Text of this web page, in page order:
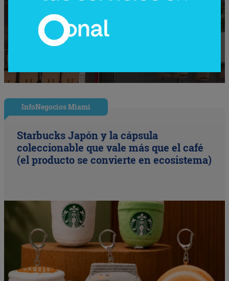
InfoNegocios Miami
Starbucks Japón y la cápsula
coleccionable que vale más que el café
(el producto se convierte en ecosistema)